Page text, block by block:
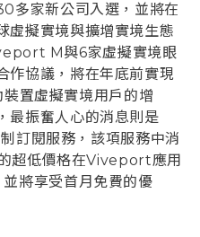
多家新公司入選，並將在
虛擬實境與擴增實境生態
M與6家虛擬實境眼
作協議，將在年底前實現
置虛擬實境用戶的增
最振奮人心的消息則是
訂閱服務，該項服務中消
超低價格在Viveport應用
將享受首月免費的優